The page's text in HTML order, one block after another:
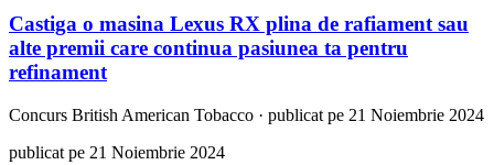
Castiga o masina Lexus RX plina de rafiament sau
alte premii care continua pasiunea ta pentru
refinament
Concurs British American Tobacco · publicat pe 21 Noiembrie 2024
publicat pe 21 Noiembrie 2024